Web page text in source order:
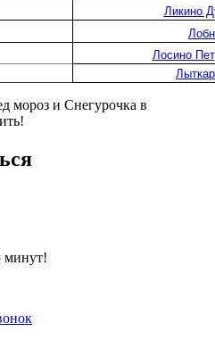
Ликино
Лосино
мороз и Снегурочка в
минут!